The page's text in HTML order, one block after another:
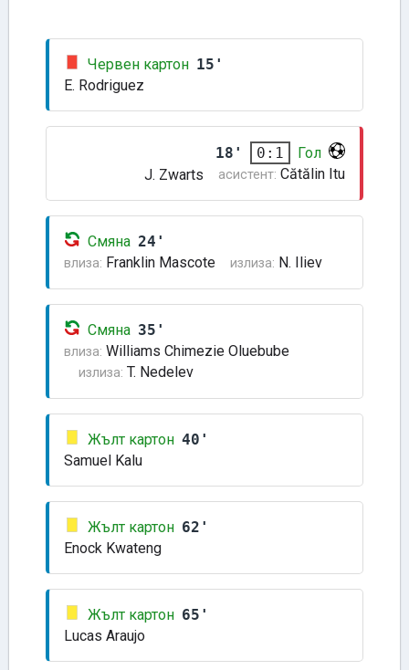
Червен картон 15'
E. Rodriguez
18' 0:1
Гол
J. Zwarts
асистент: Cătălin Itu
Смяна 24'
влиза: Franklin Mascote излиза: N. Iliev
Смяна 35'
влиза: Williams Chimezie Oluebube
излиза: T. Nedelev
Жълт картон 40'
Samuel Kalu
Жълт картон 62'
Enock Kwateng
Жълт картон 65'
Lucas Araujo